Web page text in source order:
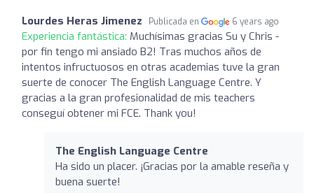
Lourdes Heras Jimenez Publicada en 6 years ago
Experiencia fantástica: Muchísimas gracias Su y Chris -
por fin tengo mi ansiado B2! Tras muchos años de
intentos infructuosos en otras academias tuve la gran
suerte de conocer The English Language Centre. Y
gracias a la gran profesionalidad de mis teachers
conseguí obtener mi FCE. Thank you!
The English Language Centre
Ha sido un placer. ¡Gracias por la amable reseña y
buena suerte!